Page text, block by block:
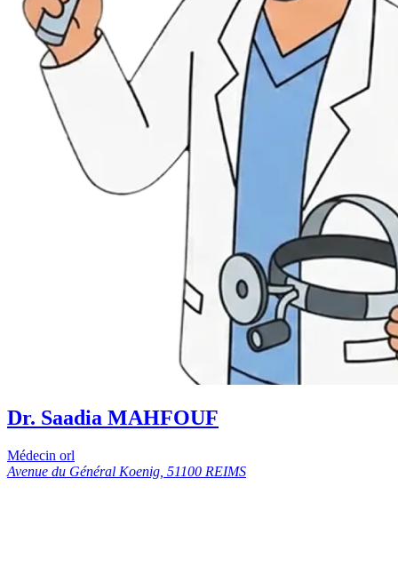
Dr. Saadia MAHFOUF
Médecin orl
Avenue du Général Koenig, 51100 REIMS